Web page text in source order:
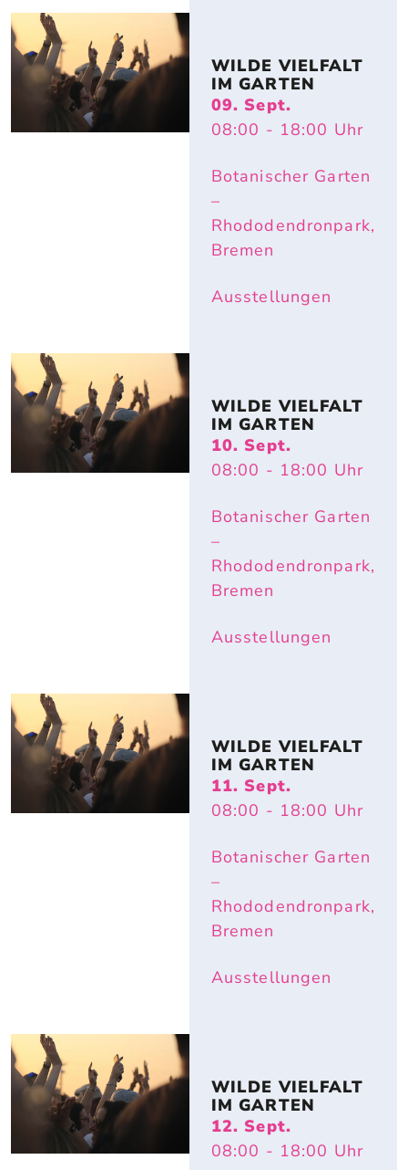
WILDE VIELFALT
IM GARTEN
09. Sept.
08:00 - 18:00 Uhr
Botanischer Garten
–
Rhododendronpark,
Bremen
Ausstellungen
WILDE VIELFALT
IM GARTEN
10. Sept.
08:00 - 18:00 Uhr
Botanischer Garten
–
Rhododendronpark,
Bremen
Ausstellungen
WILDE VIELFALT
IM GARTEN
11. Sept.
08:00 - 18:00 Uhr
Botanischer Garten
–
Rhododendronpark,
Bremen
Ausstellungen
WILDE VIELFALT
IM GARTEN
12. Sept.
08:00 - 18:00 Uhr